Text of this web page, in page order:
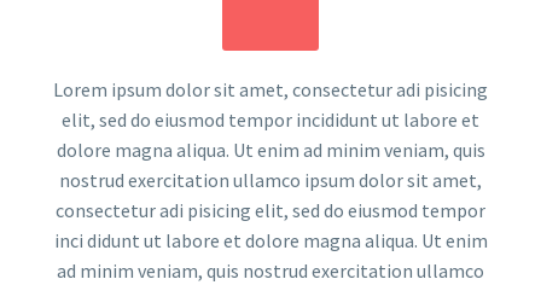
Lorem ipsum dolor sit amet, consectetur adi pisicing
elit, sed do eiusmod tempor incididunt ut labore et
dolore magna aliqua. Ut enim ad minim veniam, quis
nostrud exercitation ullamco ipsum dolor sit amet,
consectetur adi pisicing elit, sed do eiusmod tempor
inci didunt ut labore et dolore magna aliqua. Ut enim
ad minim veniam, quis nostrud exercitation ullamco